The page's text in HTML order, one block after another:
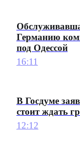
Германию
под Одессой
16:11
В Госдуме
стоит ждать
12:12